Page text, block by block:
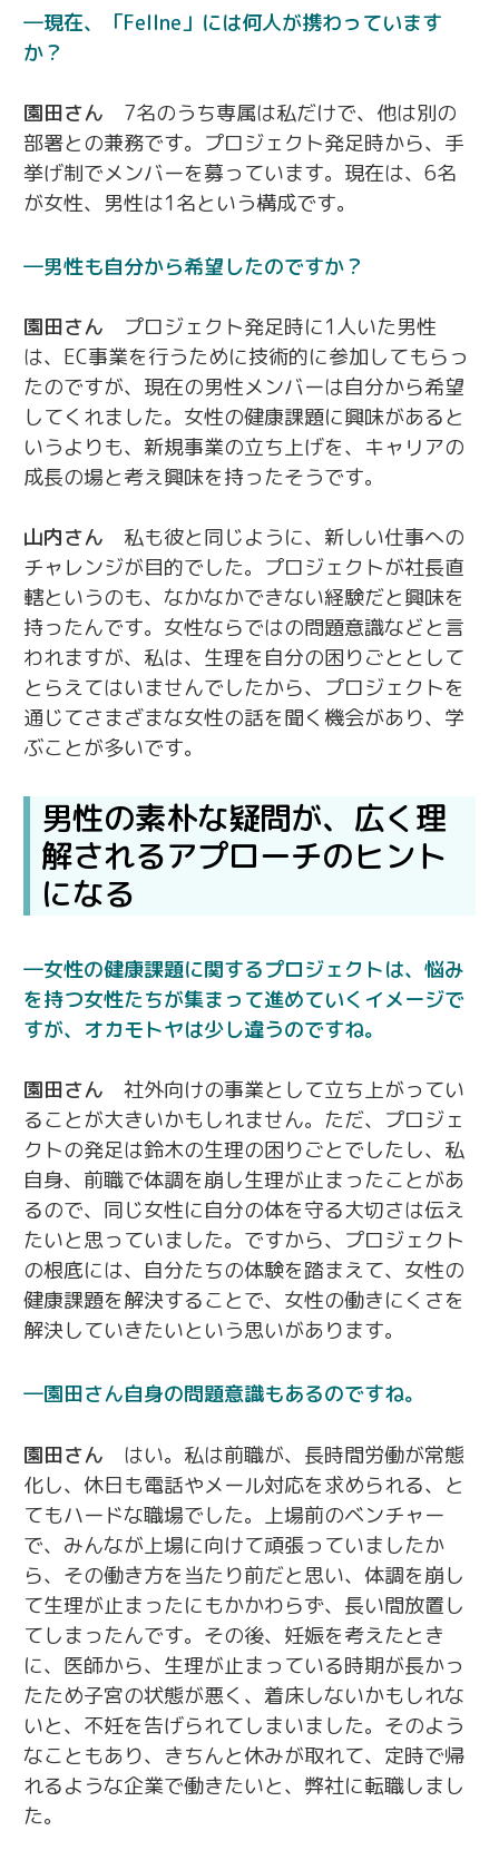
現在、「Fellne」には何人が携わっています
か？
園田さん
7名のうち専属は私だけで、他は別の
部署との兼務です。プロジェクト発足時から、手
挙げ制でメンバーを募っています。現在は、6名
が女性、男性は1名という構成です。
男性も自分から希望したのですか？
園田さん
プロジェクト発足時に1人いた男性
は、EC事業を行うために技術的に参加してもらっ
たのですが、現在の男性メンバーは自分から希望
してくれました。女性の健康課題に興味があると
いうよりも、新規事業の立ち上げを、キャリアの
成長の場と考え興味を持ったそうです。
山内さん
私も彼と同じように、新しい仕事への
チャレンジが目的でした。プロジェクトが社長直
轄というのも、なかなかできない経験だと興味を
持ったんです。女性ならではの問題意識などと言
われますが、私は、生理を自分の困りごととして
とらえてはいませんでしたから、プロジェクトを
通じてさまざまな女性の話を聞く機会があり、学
ぶことが多いです。
男性の素朴な疑問が、広く理
解されるアプローチのヒント
になる
女性の健康課題に関するプロジェクトは、悩み
を持つ女性たちが集まって進めていくイメージで
すが、オカモトヤは少し違うのですね。
園田さん
社外向けの事業として立ち上がってい
ることが大きいかもしれません。ただ、プロジェ
クトの発足は鈴木の生理の困りごとでしたし、私
自身、前職で体調を崩し生理が止まったことがあ
るので、同じ女性に自分の体を守る大切さは伝え
たいと思っていました。ですから、プロジェクト
の根底には、自分たちの体験を踏まえて、女性の
健康課題を解決することで、女性の働きにくさを
解決していきたいという思いがあります。
園田さん自身の問題意識もあるのですね。
園田さん
はい。私は前職が、長時間労働が常態
化し、休日も電話やメール対応を求められる、と
てもハードな職場でした。上場前のベンチャー
で、みんなが上場に向けて頑張っていましたか
ら、その働き方を当たり前だと思い、体調を崩し
て生理が止まったにもかかわらず、長い間放置し
てしまったんです。その後、妊娠を考えたとき
に、医師から、生理が止まっている時期が長かっ
たため子宮の状態が悪く、着床しないかもしれな
いと、不妊を告げられてしまいました。そのよう
なこともあり、きちんと休みが取れて、定時で帰
れるような企業で働きたいと、弊社に転職しまし
た。